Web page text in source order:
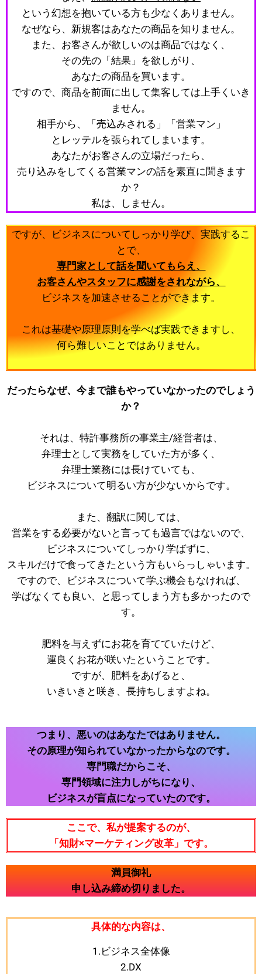
という幻想を抱いている方も少なくありません。
なぜなら、新規客はあなたの商品を知りません。
また、お客さんが欲しいのは商品ではなく、
その先の「結果」を欲しがり、
あなたの商品を買います。
ですので、商品を前面に出して集客しては上手くいき
ません。
相手から、「売込みされる」「営業マン」
とレッテルを張られてしまいます。
あなたがお客さんの立場だったら、
売り込みをしてくる営業マンの話を素直に聞きます
か？
私は、しません。
ですが、ビジネスについてしっかり学び、実践するこ
とで、
専門家として話を聞いてもらえ、
お客さんやスタッフに感謝をされながら、
ビジネスを加速させることができます。
これは基礎や原理原則を学べば実践できますし、
何ら難しいことではありません。
だったらなぜ、今まで誰もやっていなかったのでしょう
か？
それは、特許事務所の事業主/経営者は、
弁理士として実務をしていた方が多く、
弁理士業務には長けていても、
ビジネスについて明るい方が少ないからです。
また、翻訳に関しては、
営業をする必要がないと言っても過言ではないので、
ビジネスについてしっかり学ばずに、
スキルだけで食ってきたという方もいらっしゃいます。
ですので、ビジネスについて学ぶ機会もなければ、
学ばなくても良い、と思ってしまう方も多かったので
す。
肥料を与えずにお花を育てていたけど、
運良くお花が咲いたということです。
ですが、肥料をあげると、
いきいきと咲き、長持ちしますよね。
つまり、悪いのはあなたではありません。
その原理が知られていなかったからなのです。
専門職だからこそ、
専門領域に注力しがちになり、
ビジネスが盲点になっていたのです。
ここで、私が提案するのが、
「知財×マーケティング改革」です。
満員御礼
申し込み締め切りました。
具体的な内容は、
1.ビジネス全体像
2.DX